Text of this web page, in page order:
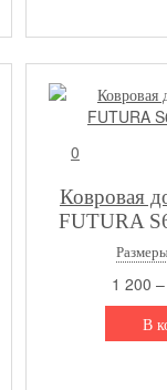
0
Ковровая
FUTURA
1 200
В